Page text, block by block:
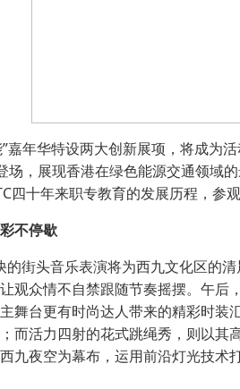
”嘉年华特设两大创新展项，将成为
场，展现香港在绿色能源交通领域
四十年来职专教育的发展历程，
不停歇
的街头音乐表演将为西九文化区的
观众情不自禁跟随节奏摇摆。午
舞台更有时尚达人带来的精彩时
而活力四射的花式跳绳秀，则以
夜空为幕布，运用前沿灯光技术